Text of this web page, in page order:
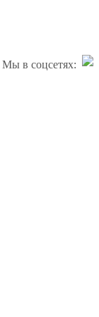
Мы в соцсетях: